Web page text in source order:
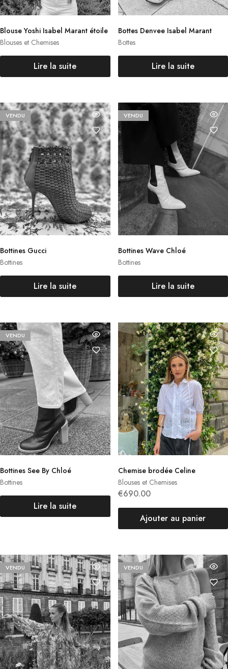
Blouses et Chemises
Blouse Yoshi Isabel Marant étoile
Lire la suite
Bottes
Bottes Denvee Isabel Marant
Lire la suite
VENDU
Bottines
Bottines Gucci
Lire la suite
VENDU
Bottines
Bottines Wave Chloé
Lire la suite
VENDU
Bottines
Bottines See By Chloé
Lire la suite
Blouses et Chemises
Chemise brodée Celine
€690.00
Ajouter au panier
VENDU VENDU